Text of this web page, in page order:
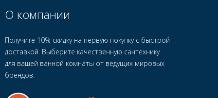
О компании
Получите 10% скидку на первую покупку с быстрой
доставкой. Выберите качественную сантехнику
для вашей ванной комнаты от ведущих мировых
брендов.